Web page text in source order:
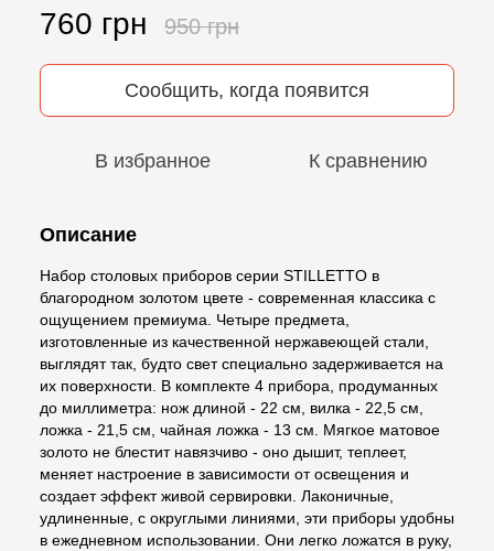
760 грн 950 грн
Сообщить, когда появится
В избранное К сравнению
Описание
Набор столовых приборов серии STILLETTO в
благородном золотом цвете - современная классика с
ощущением премиума. Четыре предмета,
изготовленные из качественной нержавеющей стали,
выглядят так, будто свет специально задерживается на
их поверхности. В комплекте 4 прибора, продуманных
до миллиметра: нож длиной - 22 см, вилка - 22,5 см,
ложка - 21,5 см, чайная ложка - 13 см. Мягкое матовое
золото не блестит навязчиво - оно дышит, теплеет,
меняет настроение в зависимости от освещения и
создает эффект живой сервировки. Лаконичные,
удлиненные, с округлыми линиями, эти приборы удобны
в ежедневном использовании. Они легко ложатся в руку,